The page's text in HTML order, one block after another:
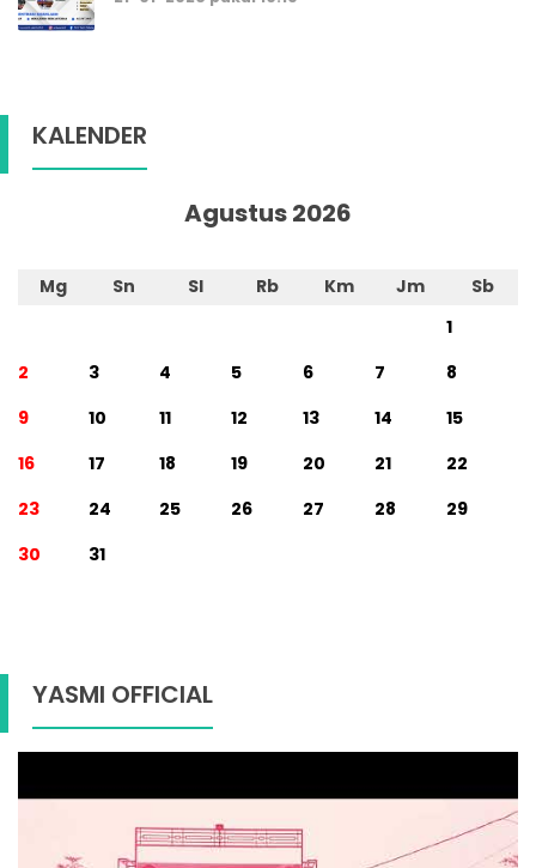
KALENDER
Agustus 2026
Mg Sn Sl Rb Km Jm
Sb
1
2
3 4 5 6 7
8
9
10 11 12 13 14
15
16
17 18 19 20 21
22
23
24 25 26 27 28
29
30
31
YASMI OFFICIAL